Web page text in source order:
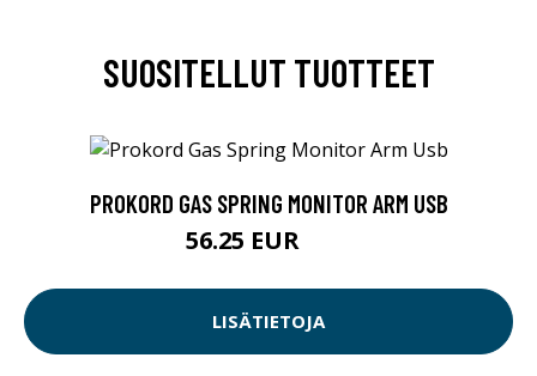
SUOSITELLUT TUOTTEET
PROKORD GAS SPRING MONITOR ARM USB
56.25 EUR
LISÄTIETOJA